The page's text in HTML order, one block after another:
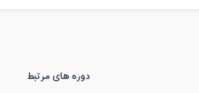
دوره های مرتبط